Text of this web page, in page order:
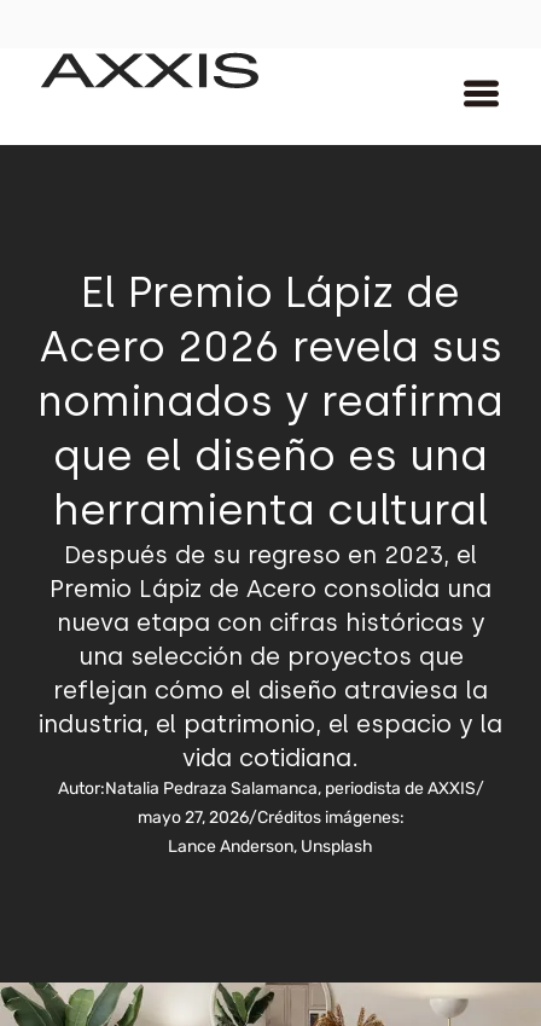
El Premio Lápiz de
Acero 2026 revela sus
nominados y reafirma
que el diseño es una
herramienta cultural
Después de su regreso en 2023, el
Premio Lápiz de Acero consolida una
nueva etapa con cifras históricas y
una selección de proyectos que
reflejan cómo el diseño atraviesa la
industria, el patrimonio, el espacio y la
vida cotidiana.
Autor:Natalia Pedraza Salamanca, periodista de AXXIS/
mayo 27, 2026/Créditos imágenes:
Lance Anderson, Unsplash